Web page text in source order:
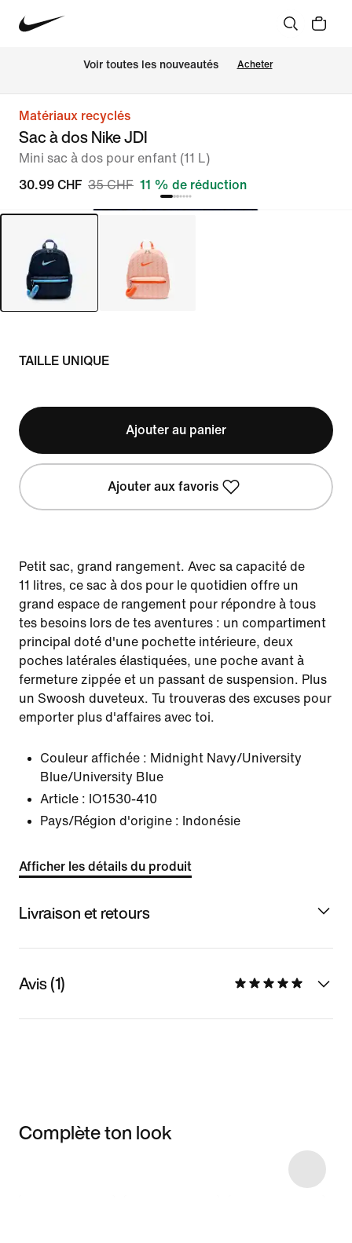
Voir toutes les nouveautés Acheter
Matériaux recyclés
Sac à dos Nike JDI
Mini sac à dos pour enfant (11 L)
30.99 CHF 35 CHF 11 % de réduction
TAILLE UNIQUE
Ajouter au panier
Ajouter aux favoris
Petit sac, grand rangement. Avec sa capacité de
11 litres, ce sac à dos pour le quotidien offre un
grand espace de rangement pour répondre à tous
tes besoins lors de tes aventures : un compartiment
principal doté d'une pochette intérieure, deux
poches latérales élastiquées, une poche avant à
fermeture zippée et un passant de suspension. Plus
un Swoosh duveteux. Tu trouveras des excuses pour
emporter plus d'affaires avec toi.
Couleur affichée : Midnight Navy/University
Blue/University Blue
Article : IO1530-410
Pays/Région d'origine : Indonésie
Afficher les détails du produit
Livraison et retours
Avis (1)
Complète ton look